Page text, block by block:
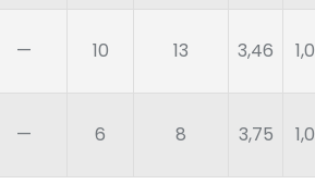
— 10 13 3,46
— 6 8 3,75